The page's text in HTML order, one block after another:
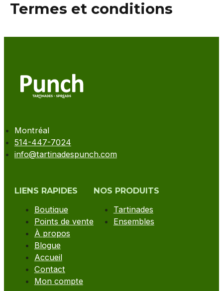
Termes et conditions
Montréal
514-447-7024
info@tartinadespunch.com
LIENS RAPIDES
Boutique
Points de vente
À propos
Blogue
Accueil
Contact
Mon compte
NOS PRODUITS
Tartinades
Ensembles